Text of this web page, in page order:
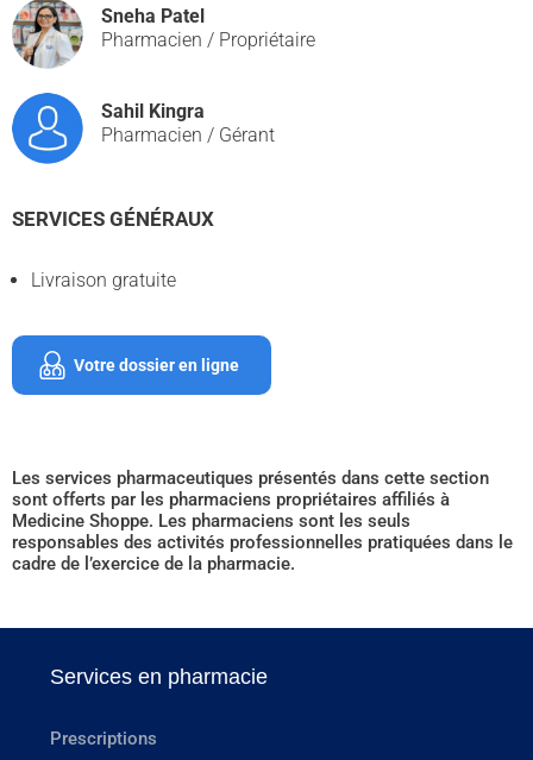
Sneha Patel
Pharmacien / Propriétaire
Sahil Kingra
Pharmacien / Gérant
SERVICES GÉNÉRAUX
Livraison gratuite
Votre dossier en ligne
Les services pharmaceutiques présentés dans cette section
sont offerts par les pharmaciens propriétaires affiliés à
Medicine Shoppe. Les pharmaciens sont les seuls
responsables des activités professionnelles pratiquées dans le
cadre de l’exercice de la pharmacie.
Services en pharmacie
Prescriptions